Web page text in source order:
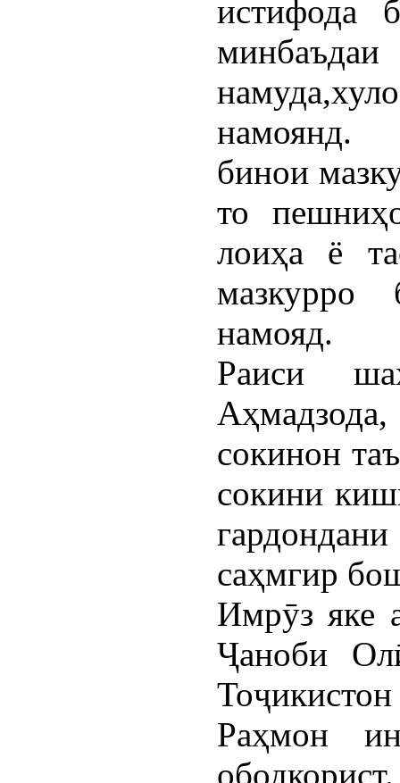
истифода
намоянд.
бинои
то
лоиҳа ё
намояд.
Раиси
сокинон
сокини
саҳмгир
Имрӯз яке
Ҷаноби
Раҳмон